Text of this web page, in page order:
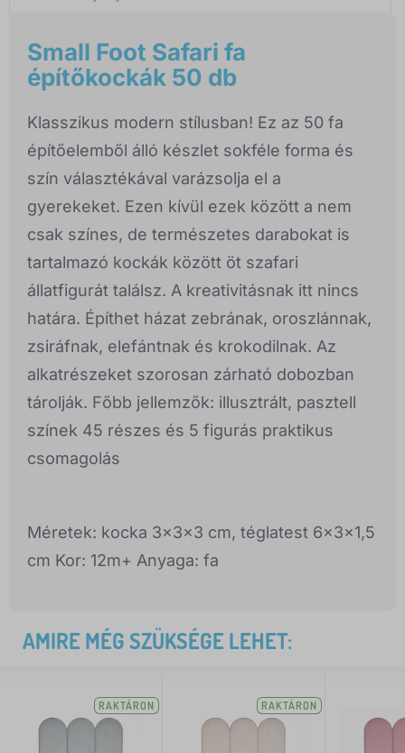
Small Foot Safari fa
építőkockák 50 db
Klasszikus modern stílusban! Ez az 50 fa
építőelemből álló készlet sokféle forma és
szín választékával varázsolja el a
gyerekeket. Ezen kívül ezek között a nem
csak színes, de természetes darabokat is
tartalmazó kockák között öt szafari
állatfigurát találsz. A kreativitásnak itt nincs
határa. Építhet házat zebrának, oroszlánnak,
zsiráfnak, elefántnak és krokodilnak. Az
alkatrészeket szorosan zárható dobozban
tárolják. Főbb jellemzők: illusztrált, pasztell
színek 45 részes és 5 figurás praktikus
csomagolás
Méretek: kocka 3x3x3 cm, téglatest 6x3x1,5
cm Kor: 12m+ Anyaga: fa
AMIRE MÉG SZÜKSÉGE LEHET:
RAKTÁRON RAKTÁRON